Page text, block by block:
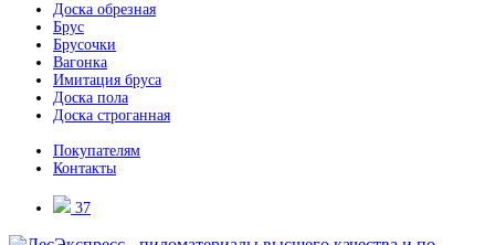
Доска обрезная
Брус
Брусочки
Вагонка
Имитация бруса
Доска пола
Доска строганная
Покупателям
Контакты
37